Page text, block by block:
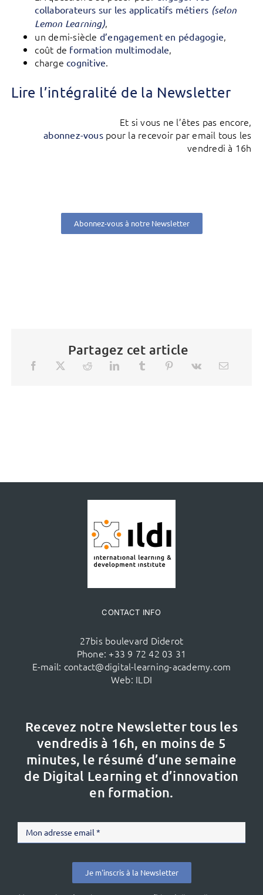
collaborateurs sur les applicatifs métiers (selon
Lemon Learning),
un demi-siècle d’engagement en pédagogie,
coût de formation multimodale,
chargecognitive.
Lire l’intégralité de la Newsletter
Et si vous ne l’êtes pas encore,
abonnez-vouspour la recevoir par email tous les
vendredi à 16h
Abonnez-vous à notre Newsletter
Partagez cet article
CONTACT INFO
27bis boulevard Diderot
Phone: +33 9 72 42 03 31
E-mail: contact@digital-learning-academy.com
Web: ILDI
Recevez notre Newsletter tous les
vendredis à 16h, en moins de 5
minutes, le résumé d’une semaine
de Digital Learning et d’innovation
en formation.
Je m'inscris à la Newsletter